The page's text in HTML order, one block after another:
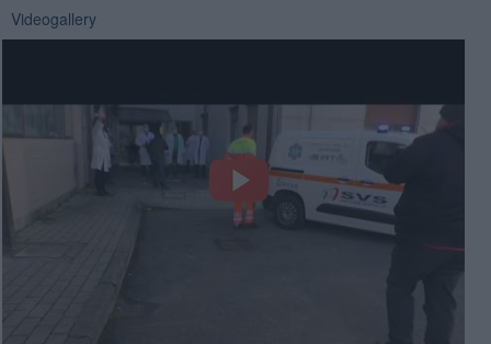
Videogallery